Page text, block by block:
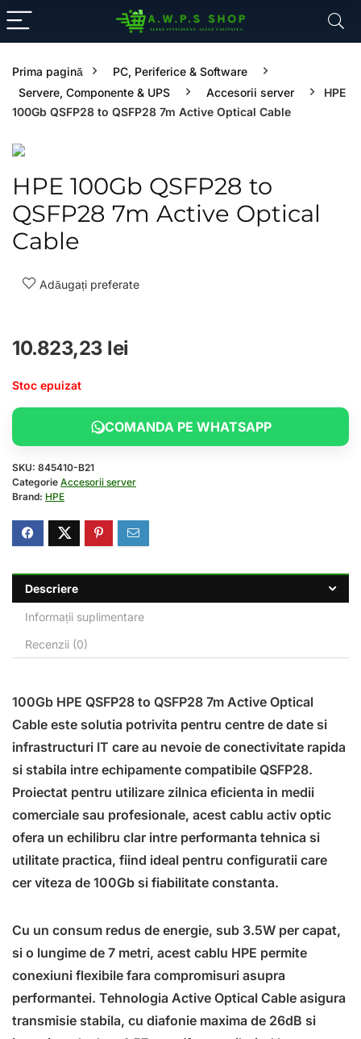
Prima pagină
PC, Periferice & Software
Servere, Componente & UPS
Accesorii server
HPE
100Gb QSFP28 to QSFP28 7m Active Optical Cable
HPE 100Gb QSFP28 to
QSFP28 7m Active Optical
Cable
Adăugați preferate
10.823,23 lei
Stoc epuizat
COMANDA PE WHATSAPP
SKU: 845410-B21
Categorie Accesorii server
Brand: HPE
Descriere
Informații suplimentare
Recenzii (0)
100Gb HPE QSFP28 to QSFP28 7m Active Optical
Cable este solutia potrivita pentru centre de date si
infrastructuri IT care au nevoie de conectivitate rapida
si stabila intre echipamente compatibile QSFP28.
Proiectat pentru utilizare zilnica eficienta in medii
comerciale sau profesionale, acest cablu activ optic
ofera un echilibru clar intre performanta tehnica si
utilitate practica, fiind ideal pentru configuratii care
cer viteza de 100Gb si fiabilitate constanta.
Cu un consum redus de energie, sub 3.5W per capat,
si o lungime de 7 metri, acest cablu HPE permite
conexiuni flexibile fara compromisuri asupra
performantei. Tehnologia Active Optical Cable asigura
transmisie stabila, cu diafonie maxima de 26dB si